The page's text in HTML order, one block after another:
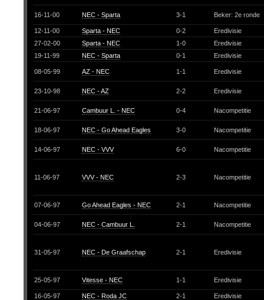
16-11-00 NEC - Sparta 3-1 Beker: 2e ronde
12-11-00 Sparta - NEC 0-2
Eredivisie
27-02-00
Sparta - NEC 1-0
Eredivisie
19-11-99
NEC - Sparta 0-1 Eredivisie
08-05-99 AZ - NEC 1-1 Eredivisie
23-10-98 NEC - AZ 2-2 Eredivisie
21-06-97 Cambuur L. - NEC 0-4 Nacompetitie
18-06-97 NEC - Go Ahead Eagles 3-0 Nacompetitie
14-06-97 NEC - VVV 6-0 Nacompetitie
11-06-97 VVV - NEC 2-3 Nacompetitie
07-06-97 Go Ahead Eagles - NEC 2-1 Nacompetitie
04-06-97 NEC - Cambuur L. 2-1 Nacompetitie
31-05-97 NEC - De Graafschap 2-1 Eredivisie
25-05-97 Vitesse - NEC 1-1 Eredivisie
16-05-97 NEC - Roda JC 2-1
Eredivisie